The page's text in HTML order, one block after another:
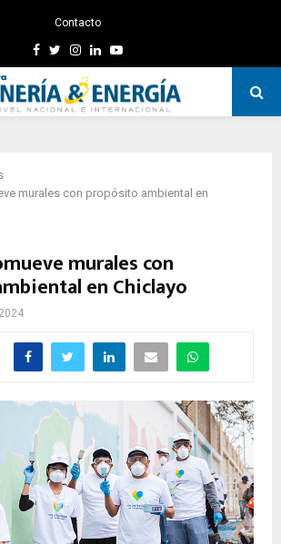
Contacto
Facebook
TwitterInstagram
LinkedinYoutube
murales con propósito ambiental en
murales con
en Chiclayo